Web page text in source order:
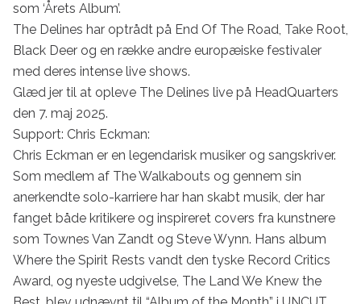
som ‘Årets Album’.
The Delines har optrådt på End Of The Road, Take Root,
Black Deer og en række andre europæiske festivaler
med deres intense live shows.
Glæd jer til at opleve The Delines live på HeadQuarters
den 7. maj 2025.
Support: Chris Eckman:
Chris Eckman er en legendarisk musiker og sangskriver.
Som medlem af The Walkabouts og gennem sin
anerkendte solo-karriere har han skabt musik, der har
fanget både kritikere og inspireret covers fra kunstnere
som Townes Van Zandt og Steve Wynn. Hans album
Where the Spirit Rests vandt den tyske Record Critics
Award, og nyeste udgivelse, The Land We Knew the